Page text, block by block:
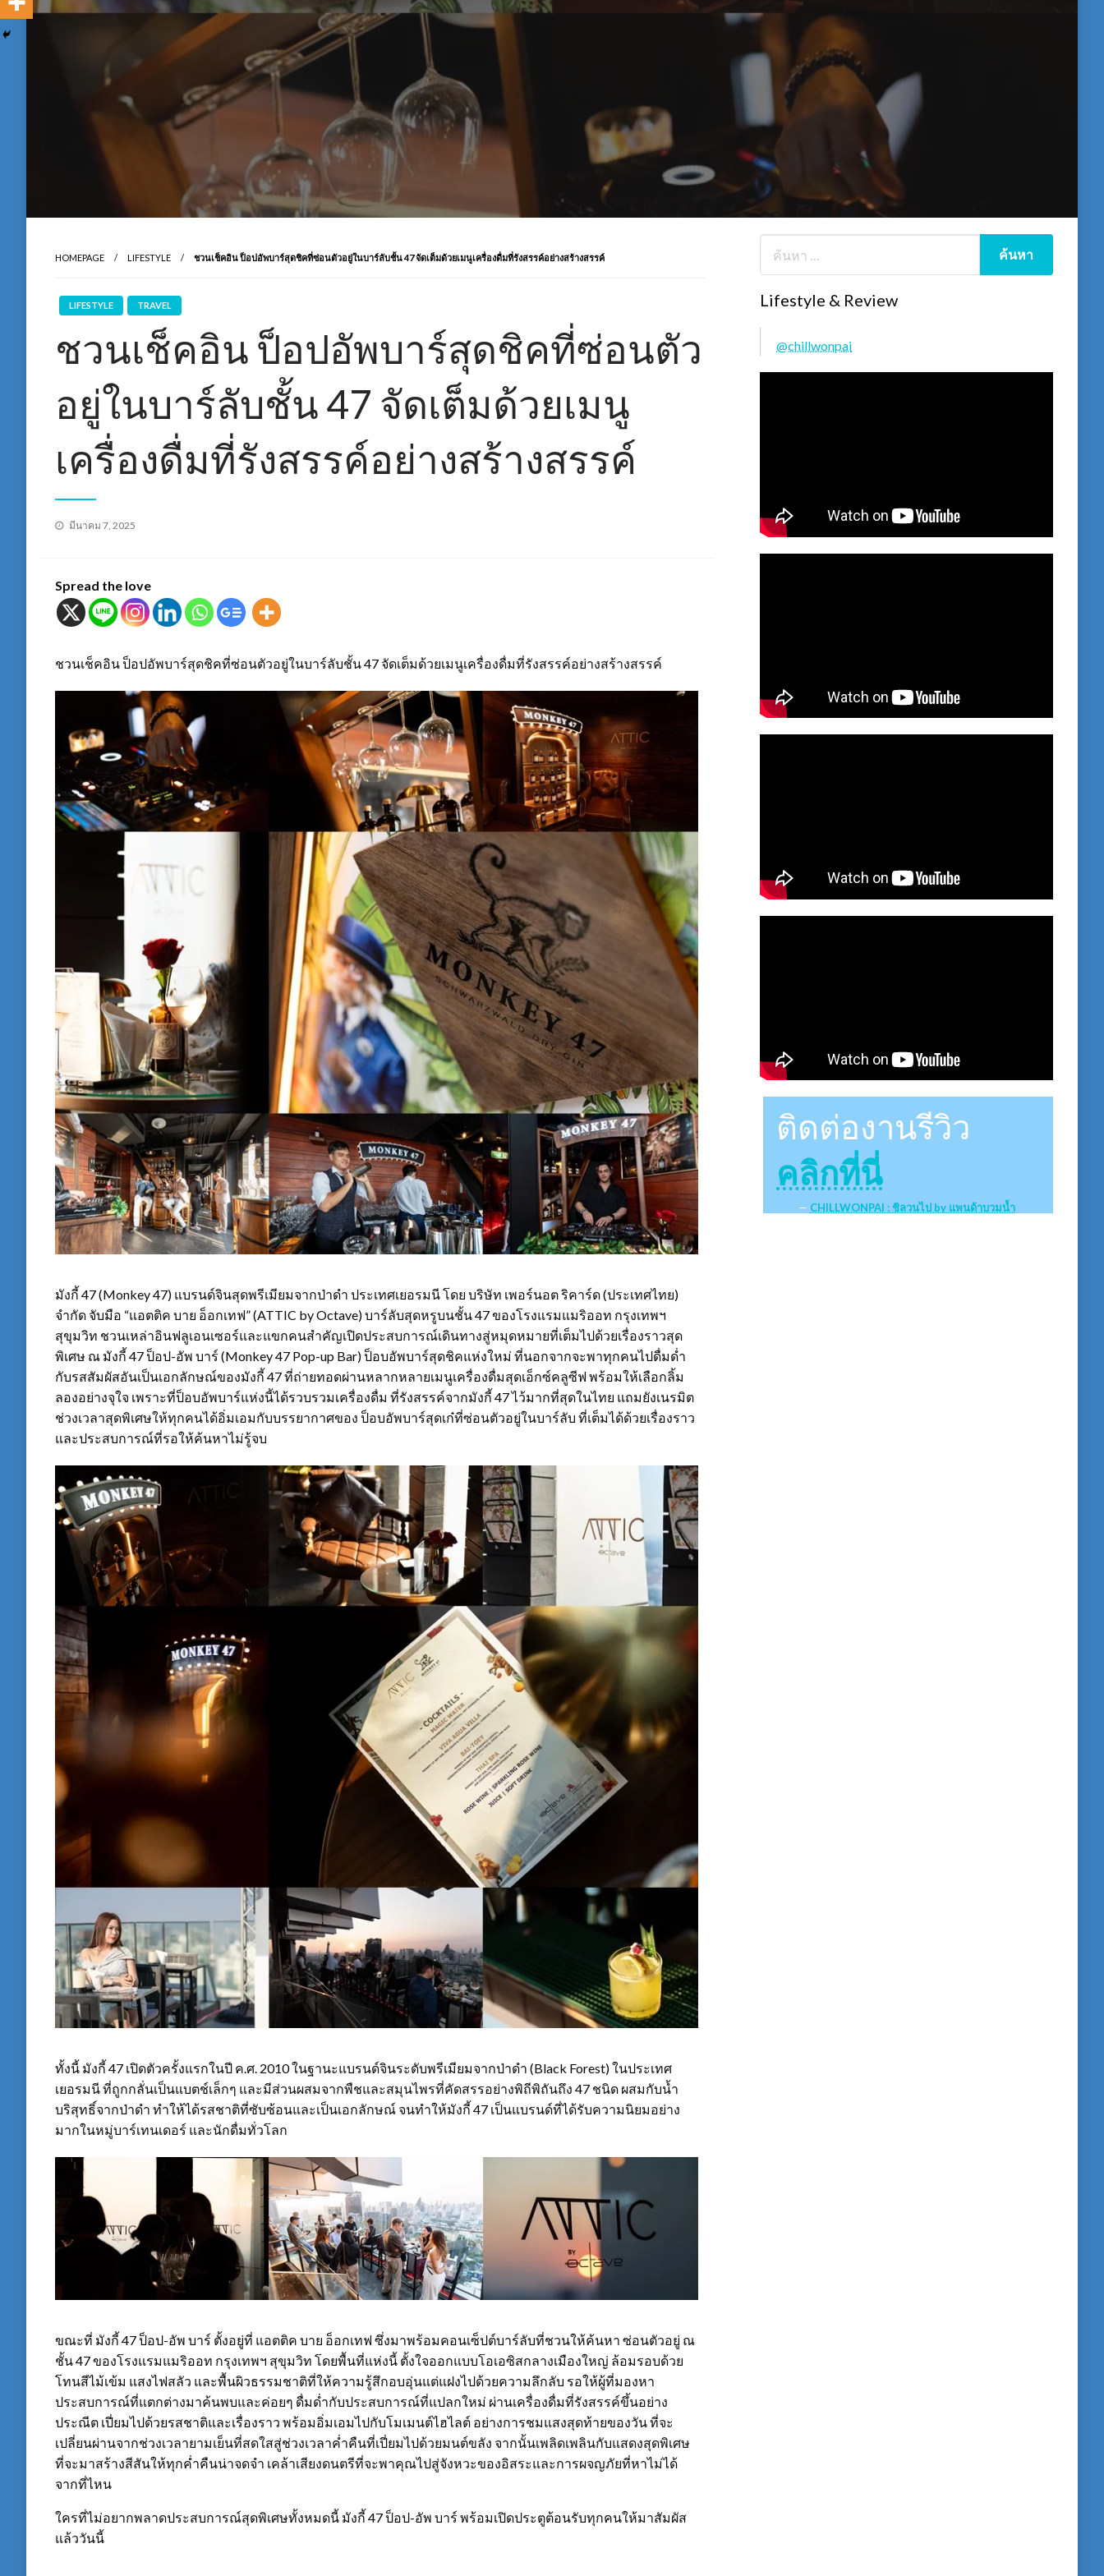
HOMEPAGE LIFESTYLE ชวนเช็คอิน ป็อปอัพบาร์สุดชิคที่ซ่อนตัวอยู่ในบาร์ลับชั้น 47 จัดเต็มด้วยเมนูเครื่องดื่มที่รังสรรค์อย่างสร้างสรรค์
LIFESTYLE TRAVEL
ชวนเช็คอิน ป็อปอัพบาร์สุดชิคที่ซ่อนตัว
อยู่ในบาร์ลับชั้น 47 จัดเต็มด้วยเมนู
เครื่องดื่มที่รังสรรค์อย่างสร้างสรรค์
Posted
มีนาคม 7, 2025
Spread the love
ชวนเช็คอิน ป็อปอัพบาร์สุดชิคที่ซ่อนตัวอยู่ในบาร์ลับชั้น 47 จัดเต็มด้วยเมนูเครื่องดื่มที่รังสรรค์อย่างสร้างสรรค์
มังกี้ 47 (Monkey 47) แบรนด์จินสุดพรีเมียมจากป่าดำ ประเทศเยอรมนี โดย บริษัท เพอร์นอต ริคาร์ด (ประเทศไทย)
จำกัด จับมือ “แอตติค บาย อ็อกเทฟ” (ATTIC by Octave) บาร์ลับสุดหรูบนชั้น 47 ของโรงแรมแมริออท กรุงเทพฯ
สุขุมวิท ชวนเหล่าอินฟลูเอนเซอร์และแขกคนสำคัญเปิดประสบการณ์เดินทางสู่หมุดหมายที่เต็มไปด้วยเรื่องราวสุด
พิเศษ ณ มังกี้ 47 ป็อป-อัพ บาร์ (Monkey 47 Pop-up Bar) ป็อบอัพบาร์สุดชิคแห่งใหม่ ที่นอกจากจะพาทุกคนไปดื่มด่ำ
กับรสสัมผัสอันเป็นเอกลักษณ์ของมังกี้ 47 ที่ถ่ายทอดผ่านหลากหลายเมนูเครื่องดื่มสุดเอ็กซ์คลูซีฟ พร้อมให้เลือกลิ้ม
ลองอย่างจุใจ เพราะที่ป็อบอัพบาร์แห่งนี้ได้รวบรวมเครื่องดื่ม ที่รังสรรค์จากมังกี้ 47 ไว้มากที่สุดในไทย แถมยังเนรมิต
ช่วงเวลาสุดพิเศษให้ทุกคนได้อิ่มเอมกับบรรยากาศของ ป็อบอัพบาร์สุดเก๋ที่ซ่อนตัวอยู่ในบาร์ลับ ที่เต็มได้ด้วยเรื่องราว
และประสบการณ์ที่รอให้ค้นหาไม่รู้จบ
ทั้งนี้ มังกี้ 47 เปิดตัวครั้งแรกในปี ค.ศ. 2010 ในฐานะแบรนด์จินระดับพรีเมียมจากป่าดำ (Black Forest) ในประเทศ
เยอรมนี ที่ถูกกลั่นเป็นแบตช์เล็กๆ และมีส่วนผสมจากพืชและสมุนไพรที่คัดสรรอย่างพิถีพิถันถึง 47 ชนิด ผสมกับน้ำ
บริสุทธิ์จากป่าดำ ทำให้ได้รสชาติที่ซับซ้อนและเป็นเอกลักษณ์ จนทำให้มังกี้ 47 เป็นแบรนด์ที่ได้รับความนิยมอย่าง
มากในหมู่บาร์เทนเดอร์ และนักดื่มทั่วโลก
ขณะที่ มังกี้ 47 ป็อป-อัพ บาร์ ตั้งอยู่ที่ แอตติค บาย อ็อกเทฟ ซึ่งมาพร้อมคอนเซ็ปต์บาร์ลับที่ชวนให้ค้นหา ซ่อนตัวอยู่ ณ
ชั้น 47 ของโรงแรมแมริออท กรุงเทพฯ สุขุมวิท โดยพื้นที่แห่งนี้ ตั้งใจออกแบบโอเอซิสกลางเมืองใหญ่ ล้อมรอบด้วย
โทนสีไม้เข้ม แสงไฟสลัว และพื้นผิวธรรมชาติที่ให้ความรู้สึกอบอุ่นแต่แฝงไปด้วยความลึกลับ รอให้ผู้ที่มองหา
ประสบการณ์ที่แตกต่างมาค้นพบและค่อยๆ ดื่มด่ำกับประสบการณ์ที่แปลกใหม่ ผ่านเครื่องดื่มที่รังสรรค์ขึ้นอย่าง
ประณีต เปี่ยมไปด้วยรสชาติและเรื่องราว พร้อมอิ่มเอมไปกับโมเมนต์ไฮไลต์ อย่างการชมแสงสุดท้ายของวัน ที่จะ
เปลี่ยนผ่านจากช่วงเวลายามเย็นที่สดใสสู่ช่วงเวลาค่ำคืนที่เปี่ยมไปด้วยมนต์ขลัง จากนั้นเพลิดเพลินกับแสดงสุดพิเศษ
ที่จะมาสร้างสีสันให้ทุกค่ำคืนน่าจดจำ เคล้าเสียงดนตรีที่จะพาคุณไปสู่จังหวะของอิสระและการผจญภัยที่หาไม่ได้
จากที่ไหน
ใครที่ไม่อยากพลาดประสบการณ์สุดพิเศษทั้งหมดนี้ มังกี้ 47 ป็อป-อัพ บาร์ พร้อมเปิดประตูต้อนรับทุกคนให้มาสัมผัส
แล้ววันนี้
Lifestyle & Review
@chillwonpai
ติดต่องานรีวิว
คลิกที่นี่
CHILLWONPAI : ชิลวนไป by แพนด้าบวมน้ำ